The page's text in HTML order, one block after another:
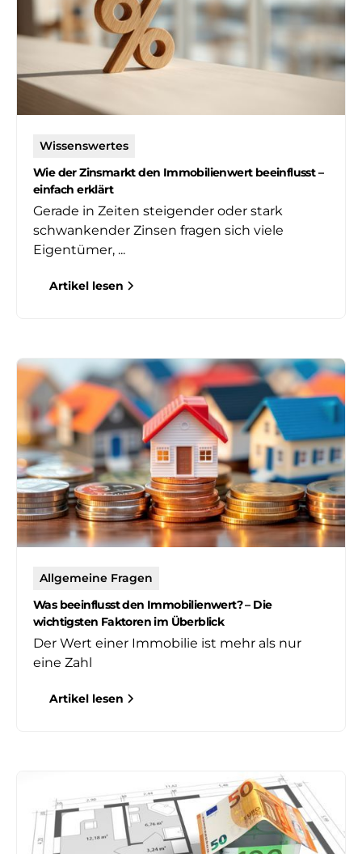
Wissenswertes
Wie der Zinsmarkt den Immobilienwert beeinflusst –
einfach erklärt
Gerade in Zeiten steigender oder stark
schwankender Zinsen fragen sich viele
Eigentümer, ...
Artikel lesen
Allgemeine Fragen
Was beeinflusst den Immobilienwert? – Die
wichtigsten Faktoren im Überblick
Der Wert einer Immobilie ist mehr als nur
eine Zahl
Artikel lesen